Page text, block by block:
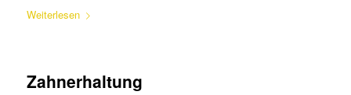
Weiterlesen
Zahnerhaltung